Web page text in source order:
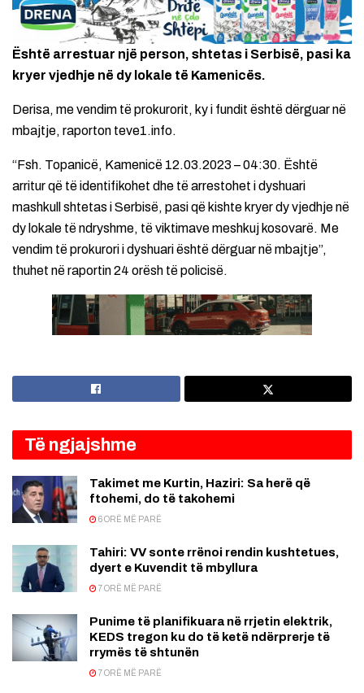
Është arrestuar një person, shtetas i Serbisë, pasi ka
kryer vjedhje në dy lokale të Kamenicës.
Derisa, me vendim të prokurorit, ky i fundit është dërguar në
mbajtje, raporton teve1.info.
“Fsh. Topanicë, Kamenicë 12.03.2023 – 04:30. Është
arritur që të identifikohet dhe të arrestohet i dyshuari
mashkull shtetas i Serbisë, pasi që kishte kryer dy vjedhje në
dy lokale të ndryshme, të viktimave meshkuj kosovarë. Me
vendim të prokurori i dyshuari është dërguar në mbajtje”,
thuhet në raportin 24 orësh të policisë.
Të ngjajshme
Takimet me Kurtin, Haziri: Sa herë që
ftohemi, do të takohemi
6 ORË MË PARË
Tahiri: VV sonte rrënoi rendin kushtetues,
dyert e Kuvendit të mbyllura
7 ORË MË PARË
Punime të planifikuara në rrjetin elektrik,
KEDS tregon ku do të ketë ndërprerje të
rrymës të shtunën
7 ORË MË PARË